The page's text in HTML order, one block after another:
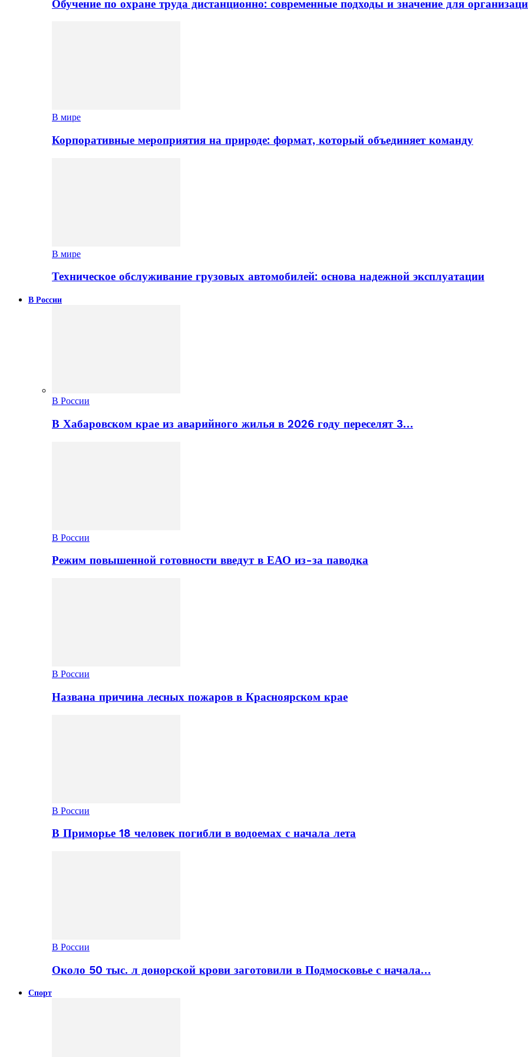
Обучение по охране труда дистанционно: современные подходы и значение для
В мире
Корпоративные мероприятия на природе: формат, который объединяет команду
В мире
Техническое обслуживание грузовых автомобилей: основа надежной эксплуатации
В России
В России
В Хабаровском крае из аварийного жилья в 2026 году переселят 3…
В России
Режим повышенной готовности введут в ЕАО из-за паводка
В России
Названа причина лесных пожаров в Красноярском крае
В России
В Приморье 18 человек погибли в водоемах с начала лета
В России
Около 50 тыс. л донорской крови заготовили в Подмосковье с начала…
Спорт